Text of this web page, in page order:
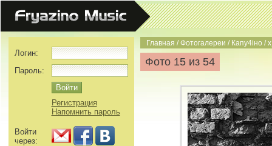
Главная /Фотогалереи / Капу4iно /
Фото 15 из 54
Логин:
Пароль:
Регистрация
Напомнить пароль
Войти
через: